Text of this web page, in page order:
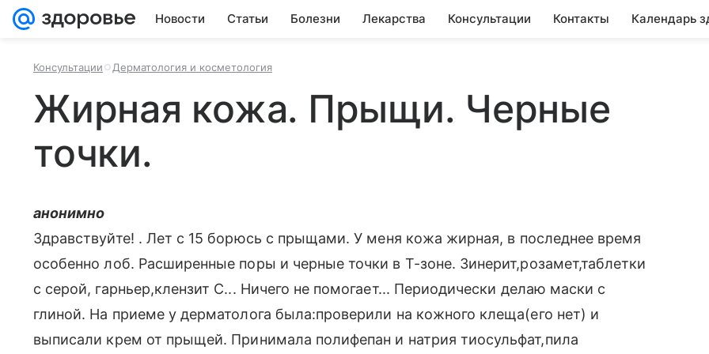
Новости Статьи Болезни Лекарства Консультации Контакты Календарь
Консультации Дерматология и косметология
Жирная кожа. Прыщи. Черные
точки.
анонимно
Здравствуйте! . Лет с 15 борюсь с прыщами. У меня кожа жирная, в последнее время
особенно лоб. Расширенные поры и черные точки в Т-зоне. Зинерит,розамет,таблетки
с серой, гарньер,клензит С... Ничего не помогает... Периодически делаю маски с
глиной. На приеме у дерматолога была:проверили на кожного клеща(его нет) и
выписали крем от прыщей. Принимала полифепан и натрия тиосульфат,пила